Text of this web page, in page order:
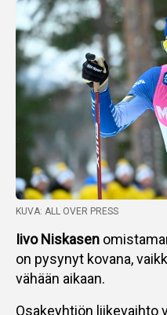
KUVA: ALL OVER PRESS
Iivo Niskasen
on pysynyt kovana,
vähään aikaan.
Osakeyhtiön liikevaihto